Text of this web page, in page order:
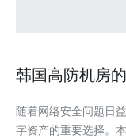
韩国高防机房
随着网络安全问题日
字资产的重要选择。